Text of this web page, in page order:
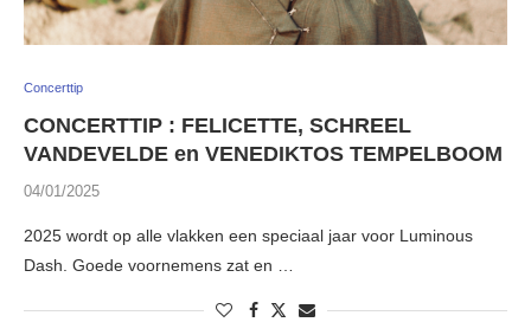
Concerttip
CONCERTTIP : FELICETTE, SCHREEL
VANDEVELDE en VENEDIKTOS TEMPELBOOM
04/01/2025
2025 wordt op alle vlakken een speciaal jaar voor Luminous
Dash. Goede voornemens zat en …